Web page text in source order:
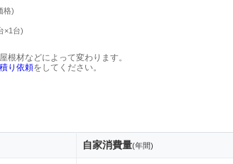
格)
×1台)
根材などによって変わります。
り依頼をしてください。
自家消費量(年間)